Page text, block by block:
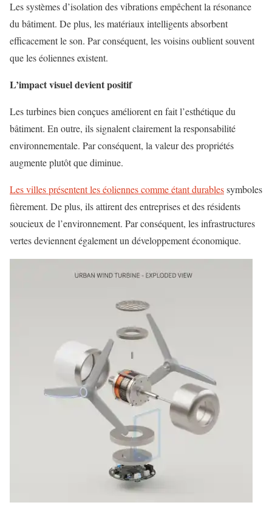
Les systèmes d’isolation des vibrations empêchent la résonance
du bâtiment. De plus, les matériaux intelligents absorbent
efficacement le son. Par conséquent, les voisins oublient souvent
que les éoliennes existent.
L’impact visuel devient positif
Les turbines bien conçues améliorent en fait l’esthétique du
bâtiment. En outre, ils signalent clairement la responsabilité
environnementale. Par conséquent, la valeur des propriétés
augmente plutôt que diminue.
Les villes présentent les éoliennes comme étant durablessymboles
fièrement. De plus, ils attirent des entreprises et des résidents
soucieux de l’environnement. Par conséquent, les infrastructures
vertes deviennent également un développement économique.